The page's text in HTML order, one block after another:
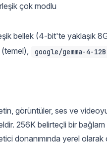
çok modlu
bellek (4-bit'te yaklaşık
(temel), google/gemma-4-
görüntüler, ses ve
256K belirteçli bir
donanımında yerel olarak